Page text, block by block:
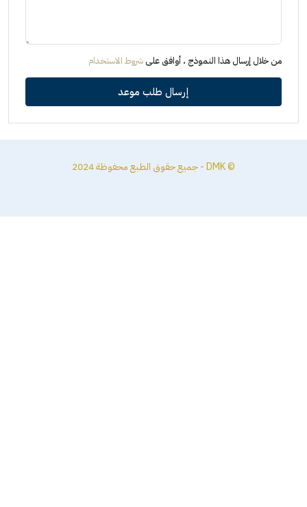
من خلال إرسال هذا النموذج ، أوافق على شروط الاستخدام
إرسال طلب موعد
© DMK - جميع حقوق الطبع محفوظة 2024